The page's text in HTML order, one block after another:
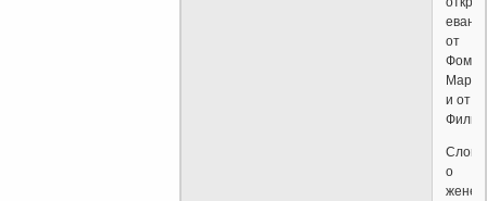
от
Фомы,
Марии
и от
Слова
о
жене,